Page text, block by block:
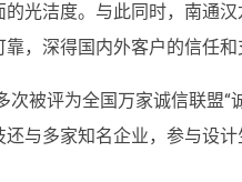
光洁度。与此同时，南通
，深得国内外客户的信任和
评为全国万家诚信联盟“
多家知名企业，参与设